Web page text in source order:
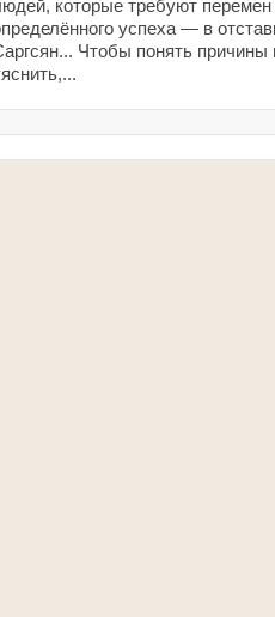
которые требуют
успеха — в
Чтобы понять причины